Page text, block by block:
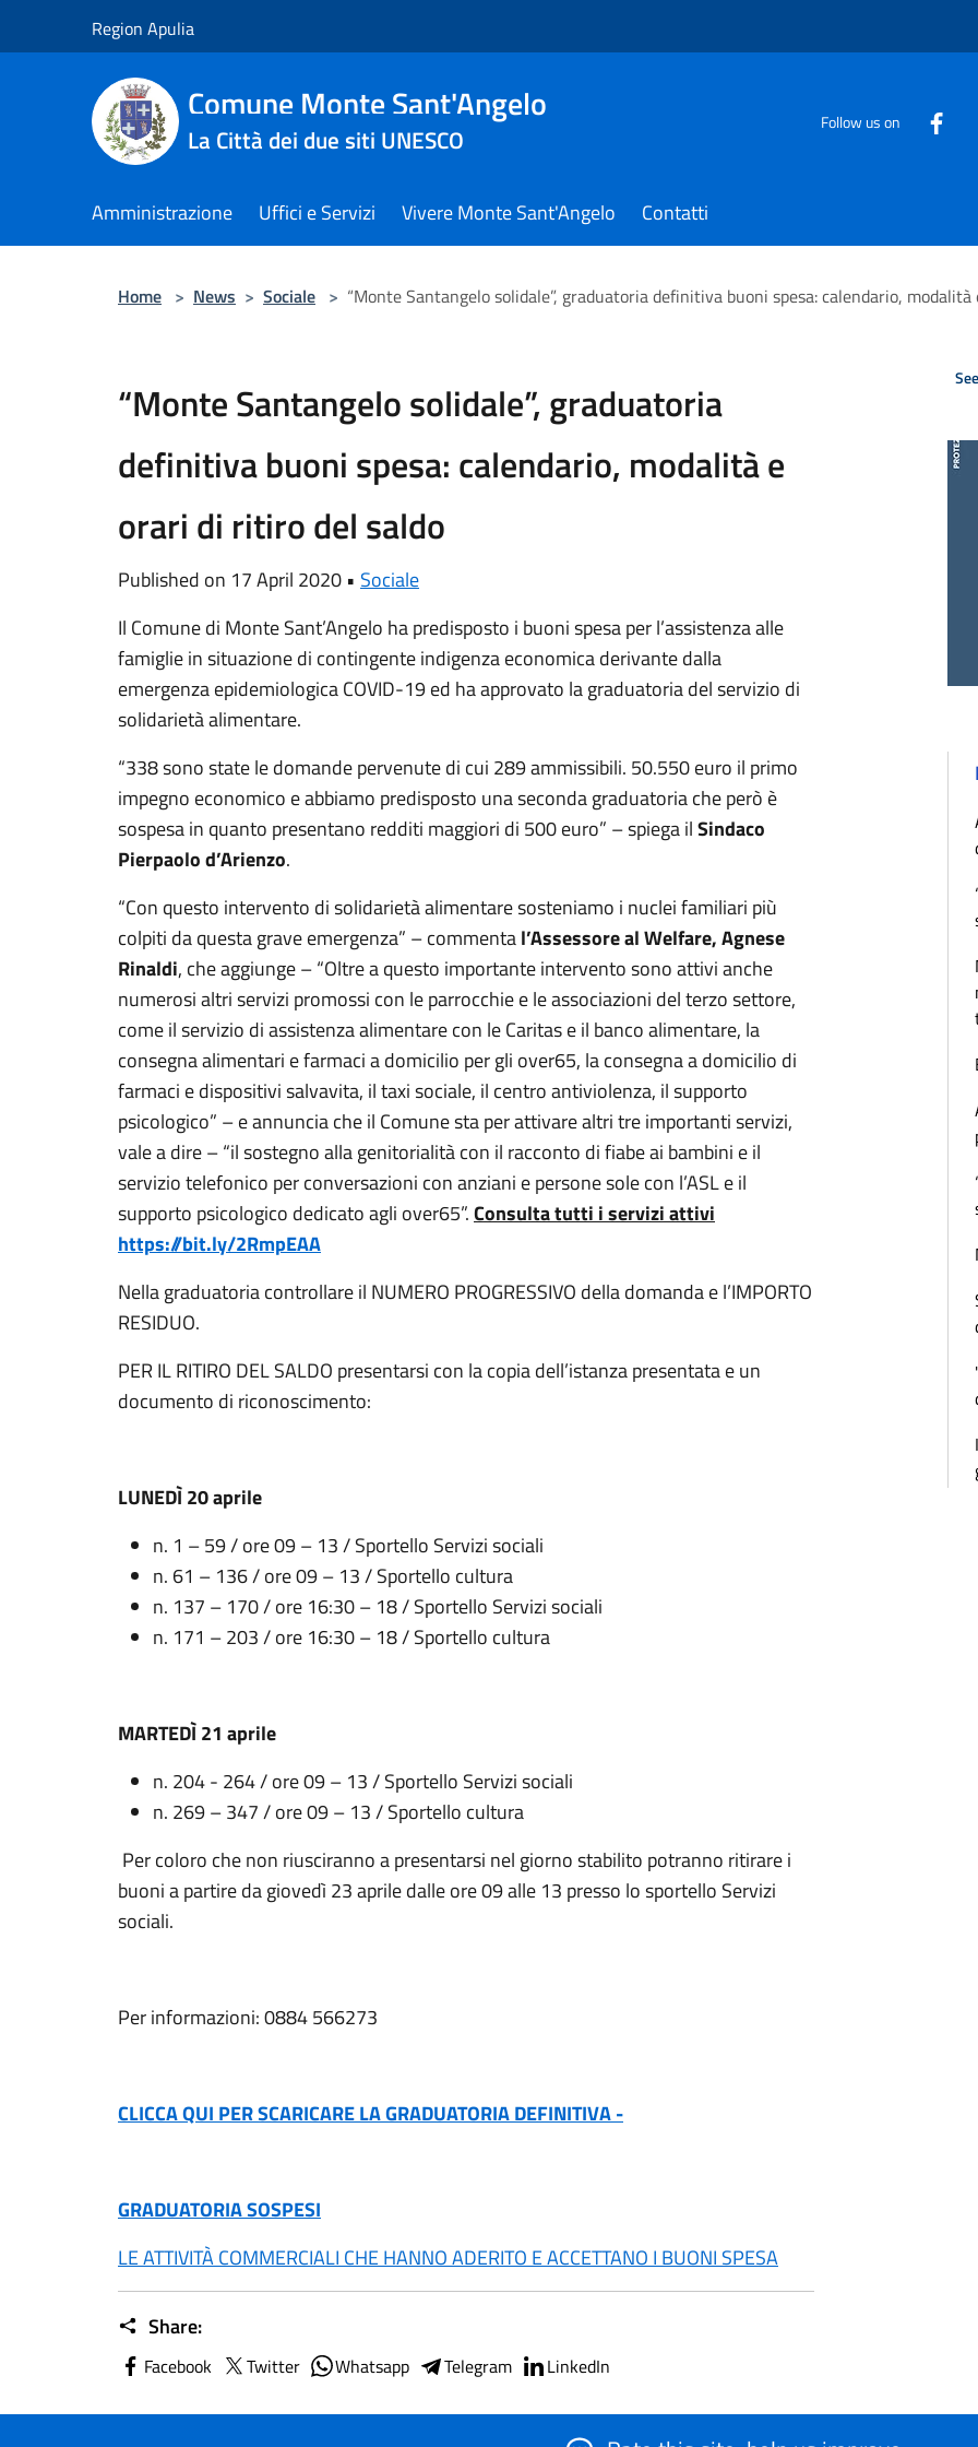
Region Apulia
Comune Monte Sant'Angelo
La Città dei due siti UNESCO
Follow us on
Amministrazione Uffici e Servizi Vivere Monte Sant'Angelo Contatti
Home > News > Sociale > “Monte Santangelo solidale”, graduatoria definitiva buoni spesa: calendario,
“Monte Santangelo solidale”, graduatoria
definitiva buoni spesa: calendario, modalità e
orari di ritiro del saldo
Published on 17 April 2020 • Sociale
Il Comune di Monte Sant’Angelo ha predisposto i buoni spesa per l’assistenza alle
famiglie in situazione di contingente indigenza economica derivante dalla
emergenza epidemiologica COVID-19 ed ha approvato la graduatoria del servizio di
solidarietà alimentare.
“338 sono state le domande pervenute di cui 289 ammissibili. 50.550 euro il primo
impegno economico e abbiamo predisposto una seconda graduatoria che però è
sospesa in quanto presentano redditi maggiori di 500 euro” – spiega ilSindaco
Pierpaolo d’Arienzo.
“Con questo intervento di solidarietà alimentare sosteniamo i nuclei familiari più
colpiti da questa grave emergenza” – commental’Assessore al Welfare, Agnese
Rinaldi, che aggiunge – “Oltre a questo importante intervento sono attivi anche
numerosi altri servizi promossi con le parrocchie e le associazioni del terzo settore,
come il servizio di assistenza alimentare con le Caritas e il banco alimentare, la
consegna alimentari e farmaci a domicilio per gli over65, la consegna a domicilio di
farmaci e dispositivi salvavita, il taxi sociale, il centro antiviolenza, il supporto
psicologico” – e annuncia che il Comune sta per attivare altri tre importanti servizi,
vale a dire – “il sostegno alla genitorialità con il racconto di fiabe ai bambini e il
servizio telefonico per conversazioni con anziani e persone sole con l’ASL e il
supporto psicologico dedicato agli over65”.Consulta tutti i servizi attivi
https://bit.ly/2RmpEAA
Nella graduatoria controllare il NUMERO PROGRESSIVO della domanda e l’IMPORTO
RESIDUO.
PER IL RITIRO DEL SALDO presentarsi con la copia dell’istanza presentata e un
documento di riconoscimento:
LUNEDÌ 20 aprile
n. 1 – 59 / ore 09 – 13 / Sportello Servizi sociali
n. 61 – 136 / ore 09 – 13 / Sportello cultura
n. 137 – 170 / ore 16:30 – 18 / Sportello Servizi sociali
n. 171 – 203 / ore 16:30 – 18 / Sportello cultura
MARTEDÌ 21 aprile
n. 204 - 264 / ore 09 – 13 / Sportello Servizi sociali
n. 269 – 347 / ore 09 – 13 / Sportello cultura
Per coloro che non riusciranno a presentarsi nel giorno stabilito potranno ritirare i
buoni a partire da giovedì 23 aprile dalle ore 09 alle 13 presso lo sportello Servizi
sociali.
Per informazioni: 0884 566273
CLICCA QUI PER SCARICARE LA GRADUATORIA DEFINITIVA -
GRADUATORIA SOSPESI
LE ATTIVITÀ COMMERCIALI CHE HANNO ADERITO E ACCETTANO I BUONI SPESA
Share:
Facebook Twitter Whatsapp Telegram LinkedIn